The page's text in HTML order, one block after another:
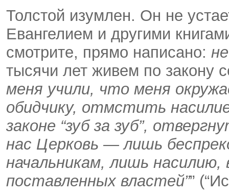
Толстой изумлен. Он не
Евангелием и другими
смотрите, прямо написано:
тысячи лет живем по закону
меня учили, что меня
обидчику, отмстить
законе “зуб за зуб”,
нас Церковь — лишь
начальникам, лишь насилию,
поставленных властей””